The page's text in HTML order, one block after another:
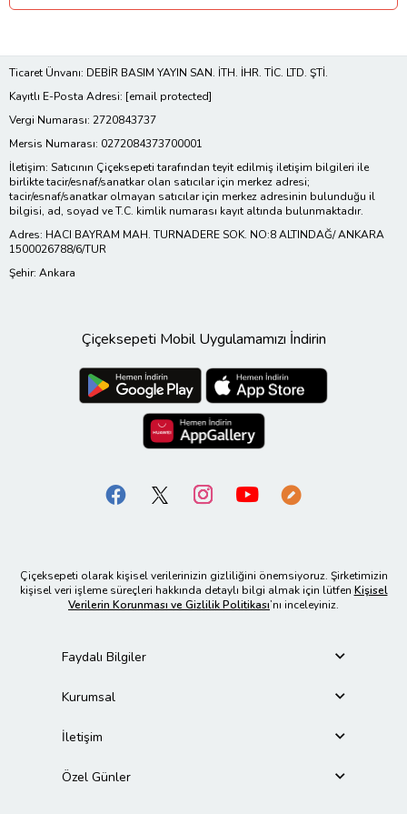
Ticaret Ünvanı: DEBİR BASIM YAYIN SAN. İTH. İHR. TİC. LTD. ŞTİ.
Kayıtlı E-Posta Adresi: [email protected]
Vergi Numarası: 2720843737
Mersis Numarası: 0272084373700001
İletişim: Satıcının Çiçeksepeti tarafından teyit edilmiş iletişim bilgileri ile
birlikte tacir/esnaf/sanatkar olan satıcılar için merkez adresi;
tacir/esnaf/sanatkar olmayan satıcılar için merkez adresinin bulunduğu il
bilgisi, ad, soyad ve T.C. kimlik numarası kayıt altında bulunmaktadır.
Adres: HACI BAYRAM MAH. TURNADERE SOK. NO:8 ALTINDAĞ/ ANKARA
1500026788/6/TUR
Şehir: Ankara
Çiçeksepeti Mobil Uygulamamızı İndirin
Çiçeksepeti olarak kişisel verilerinizin gizliliğini önemsiyoruz. Şirketimizin
kişisel veri işleme süreçleri hakkında detaylı bilgi almak için lütfen Kişisel
Verilerin Korunması ve Gizlilik Politikası’nı inceleyiniz.
Faydalı Bilgiler
Kurumsal
İletişim
Özel Günler